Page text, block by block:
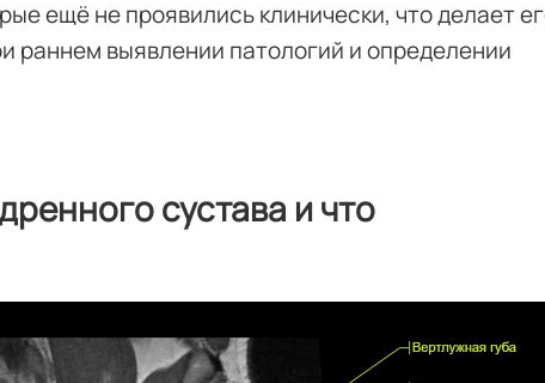
ещё не проявились клинически, что делает
раннем выявлении патологий и определении
сустава и что